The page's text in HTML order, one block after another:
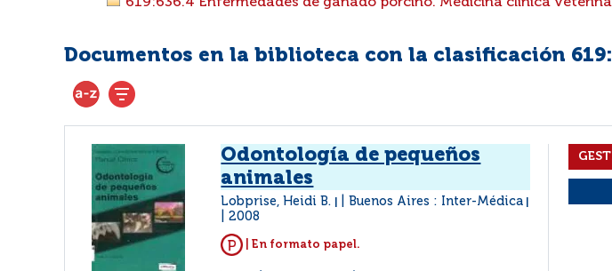
Documentos en la biblioteca con la clasificación
Odontología de pequeños
animales
Lobprise, Heidi B. Buenos Aires : Inter-Médica
2008
| En formato papel.